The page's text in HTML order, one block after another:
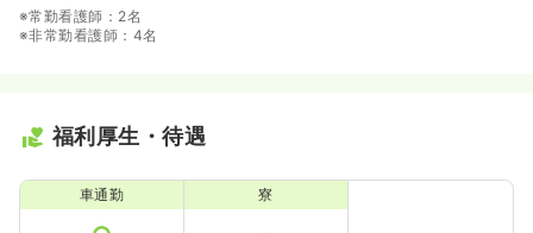
※常勤看護師：2名
※非常勤看護師：4名
福利厚生・待遇
車通勤 寮